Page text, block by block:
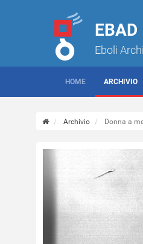
EBAD
Eboli
HOME ARCHIVIO
Archivio Donna a